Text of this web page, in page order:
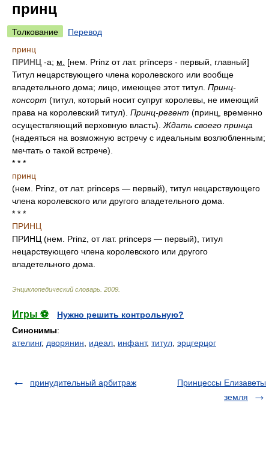
принц
Толкование
Перевод
принц
ПРИНЦ -а; м.
[нем. Prinz от лат. prīnceps - первый, главный]
Титул нецарствующего члена королевского или вообще
владетельного дома; лицо, имеющее этот титул. Принц-
консорт (титул, который носит супруг королевы, не имеющий
права на королевский титул). Принц-регент (принц, временно
осуществляющий верховную власть). Ждать своего принца
(надеяться на возможную встречу с идеальным возлюбленным;
мечтать о такой встрече).
* * *
принц
(нем. Prinz, от лат. princeps — первый), титул нецарствующего
члена королевского или другого владетельного дома.
* * *
ПРИНЦ
ПРИНЦ (нем. Prinz, от лат. princeps — первый), титул
нецарствующего члена королевского или другого
владетельного дома.
Энциклопедический словарь 2009
Игры ⚽
Нужно решить контрольную?
Синонимы:
ателинг, дворянин идеал инфант, титул эрцгерцог
принудительный арбитраж
Принцессы Елизаветы
земля